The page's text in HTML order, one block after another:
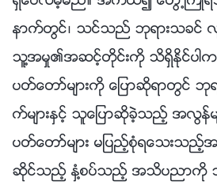
နာက္တြင္၊ သင္သည္ ဘုရားသခင္
သူ႔အမႈ၏အဆင့္တိုင္းကို သိရွိႏိုင္ပါ
ပတ္ေတာ္မ်ားကို ေျပာဆိုရာတြင္
က္မ်ားႏွင့္ သူေျပာဆိုခဲ့သည့္ အလြန္
ပတ္ေတာ္မ်ား မျပည့္စုံရေသးသည့္အ
ဆိုင္သည့္ ႏွံ႔စပ္သည့္ အသိပညာကို သင္